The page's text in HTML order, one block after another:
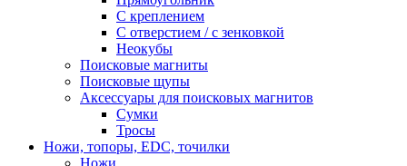
С креплением
С отверстием / с зенковкой
Неокубы
Поисковые магниты
Поисковые щупы
Аксессуары для поисковых магнитов
Сумки
Тросы
Ножи, топоры, EDC, точилки
Ножи